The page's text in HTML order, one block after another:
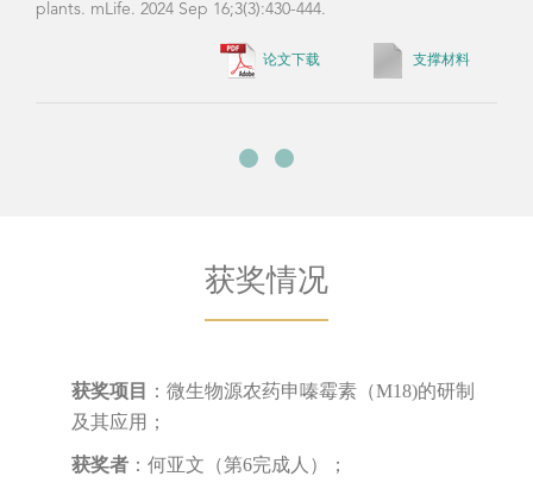
plants. mLife. 2024 Sep 16;3(3):430-444.
论文下载 支撑材料
获奖情况
获奖项目
：微生物源农药申嗪霉素（M18)的研制
及其应用；
获奖者 ：何亚文（第6完成人）；